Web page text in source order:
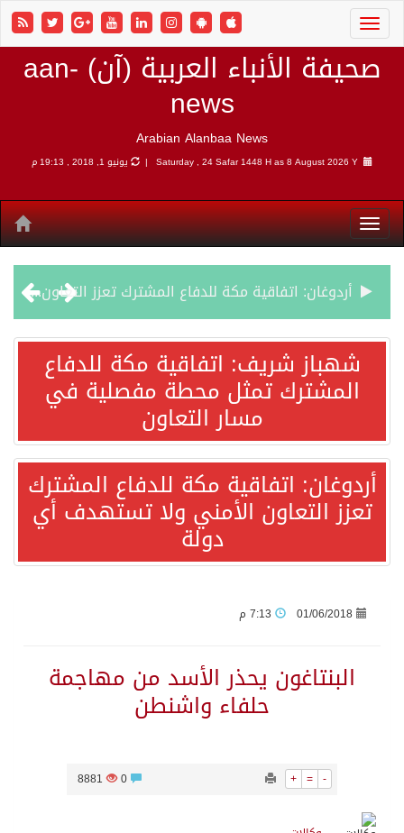
صحيفة الأنباء العربية (آن) aan-
news
Arabian Alanbaa News
Saturday , 24 Safar 1448 H as8 August 2026 Y | يونيو 1, 2018 , 19:13 م
أردوغان: اتفاقية مكة للدفاع المشترك تعزز التعاون الأمني ولا تستهدف أي دولة
سمو وزير الخارجية : اتفاقية مكة تعكس الإرادة السياسية لحماية أمن المنطقة
قفزة عالمية جديدة لتخصصات «الإعلام» بالأكاديمية العربية هيئة AQAS الألمانية تمنح برامج الإعلام بالأكاديمية العربية الاعتماد غير المشروط وفق المعايير الأوروبية..
وزير الخارجية السعودي: جميع إجراءات إسرائيل الأحادية في أراضي فلسطين باطلة
شهباز شريف: اتفاقية مكة للدفاع
المشترك تمثل محطة مفصلية في
مسار التعاون
أردوغان: اتفاقية مكة للدفاع المشترك
تعزز التعاون الأمني ولا تستهدف أي
دولة
01/06/2018
البنتاغون يحذر الأسد من مهاجمة
حلفاء واشنطن
+ = -
8881